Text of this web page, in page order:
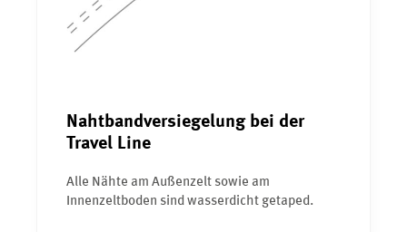
Nahtbandversiegelung bei der
Travel Line
Alle Nähte am Außenzelt sowie am
Innenzeltboden sind wasserdicht getaped.